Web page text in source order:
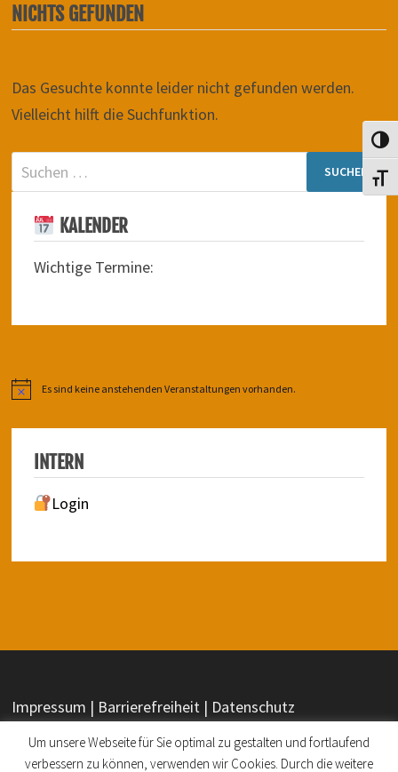
NICHTS GEFUNDEN
Das Gesuchte konnte leider nicht gefunden werden.
Vielleicht hilft die Suchfunktion.
Suchen
nach:
KALENDER
Wichtige Termine:
HinweisEs sind keine anstehenden Veranstaltungen vorhanden.
INTERN
Login
Impressum | Barrierefreiheit | Datenschutz
Um unsere Webseite für Sie optimal zu gestalten und fortlaufend
verbessern zu können, verwenden wir Cookies. Durch die weitere